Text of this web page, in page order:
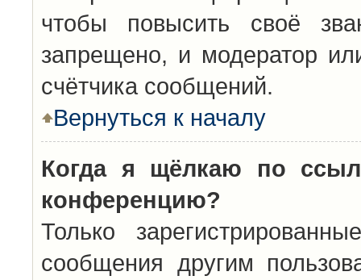
чтобы повысить своё
запрещено, и модератор
счётчика сообщений.
Вернуться к началу
Когда я щёлкаю по
конференцию?
Только
сообщения другим